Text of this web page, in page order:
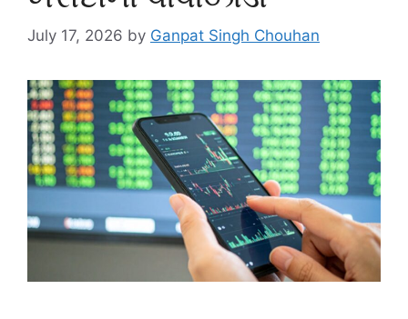
July 17, 2026 by Ganpat Singh Chouhan